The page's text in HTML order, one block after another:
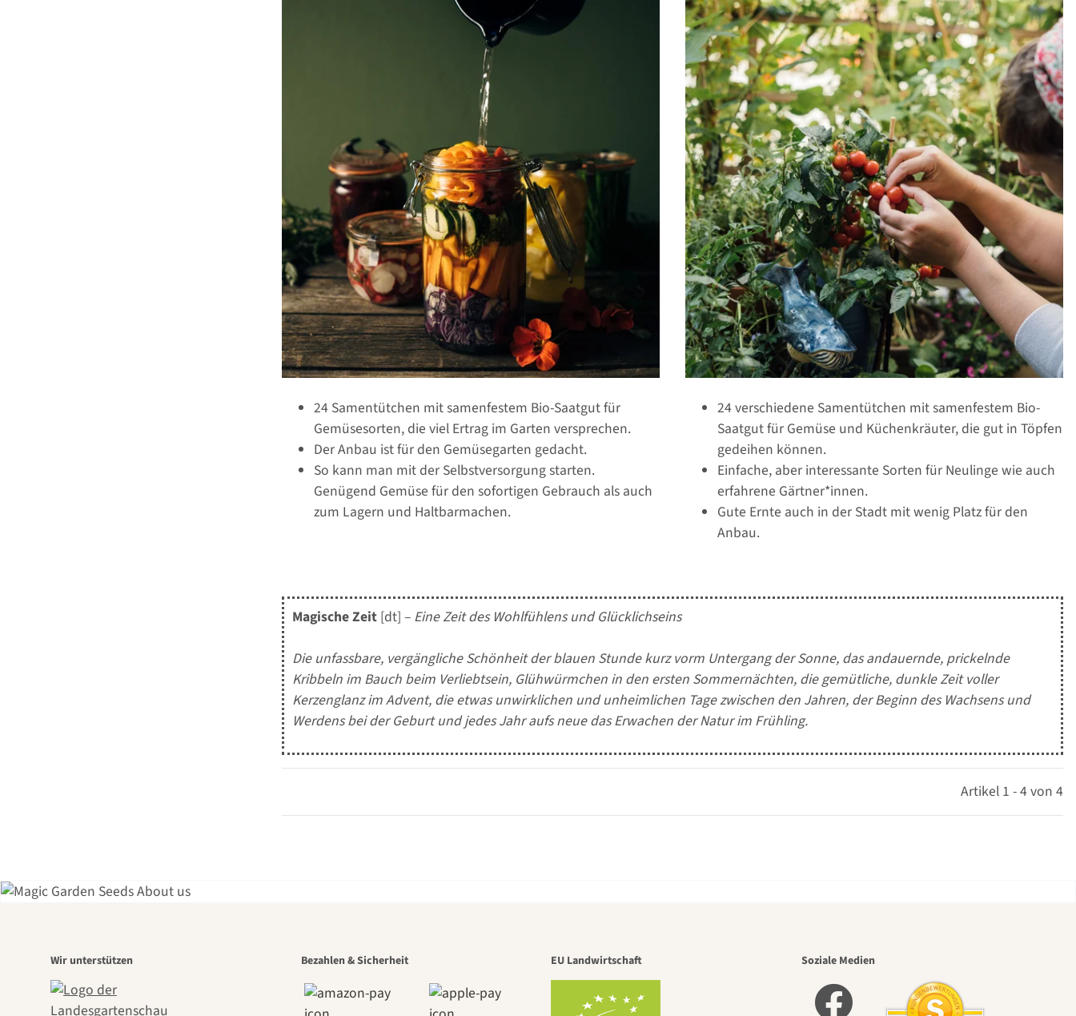
24 Samentütchen mit samenfestem Bio-Saatgut für
Gemüsesorten, die viel Ertrag im Garten versprechen.
Der Anbau ist für den Gemüsegarten gedacht.
So kann man mit der Selbstversorgung starten.
Genügend Gemüse für den sofortigen Gebrauch als auch
zum Lagern und Haltbarmachen.
24 verschiedene Samentütchen mit samenfestem Bio-
Saatgut für Gemüse und Küchenkräuter, die gut in Töpfen
gedeihen können.
Einfache, aber interessante Sorten für Neulinge wie auch
erfahrene Gärtner*innen.
Gute Ernte auch in der Stadt mit wenig Platz für den
Anbau.
Magische Zeit [dt] – Eine Zeit des Wohlfühlens und Glücklichseins
Die unfassbare, vergängliche Schönheit der blauen Stunde kurz vorm Untergang der Sonne, das andauernde, prickelnde
Kribbeln im Bauch beim Verliebtsein, Glühwürmchen in den ersten Sommernächten, die gemütliche, dunkle Zeit voller
Kerzenglanz im Advent, die etwas unwirklichen und unheimlichen Tage zwischen den Jahren, der Beginn des Wachsens und
Werdens bei der Geburt und jedes Jahr aufs neue das Erwachen der Natur im Frühling.
Artikel 1 - 4 von 4
Einer der schönsten
Wir unterstützen Bezahlen & Sicherheit EU Landwirtschaft Soziale Medien